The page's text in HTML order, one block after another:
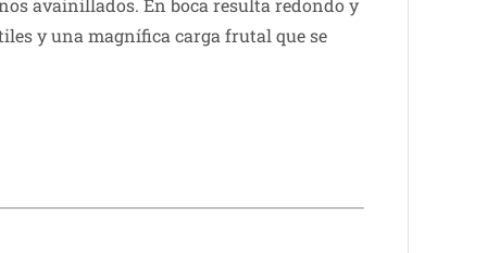
avainillados. En boca resulta redondo y
y una magnífica carga frutal que se